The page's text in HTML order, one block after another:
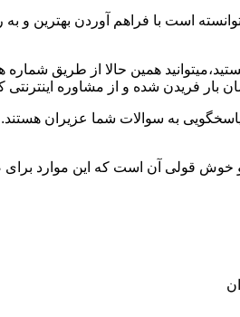
است با فراهم آوردن بهترین و
همین حالا از طریق
فریدن شده و از مشاوره
به سوالات شما عزیران هستند.
و خوش قولی آن است که این موارد